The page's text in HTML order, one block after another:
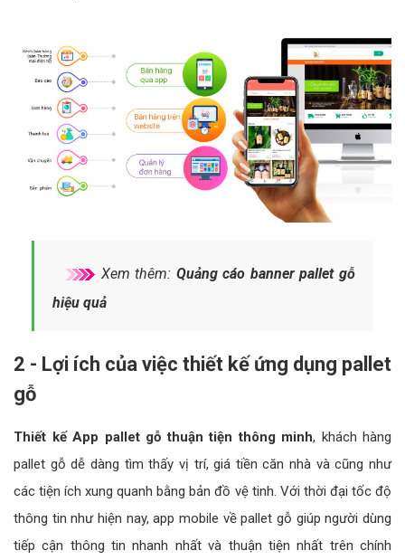
Xem thêm: Quảng cáo banner pallet gỗ
hiệu quả
2 - Lợi ích của việc thiết kế ứng dụng pallet
gỗ
Thiết kế App pallet gỗ thuận tiện thông minh, khách hàng
pallet gỗ dễ dàng tìm thấy vị trí, giá tiền căn nhà và cũng như
các tiện ích xung quanh bằng bản đồ vệ tinh. Với thời đại tốc độ
thông tin như hiện nay, app mobile về pallet gỗ giúp người dùng
tiếp cận thông tin nhanh nhất và thuận tiện nhất trên chính